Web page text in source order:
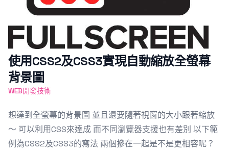
使用CSS2及CSS3實現自動縮放全螢幕
背景圖
WEB開發技術
想達到全螢幕的背景圖 並且還要隨著視窗的大小跟著縮放
～ 可以利用CSS來達成 而不同瀏覽器支援也有差別 以下範
例為CSS2及CSS3的寫法 兩個摻在一起是不是更相容呢？